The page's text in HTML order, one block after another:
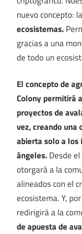
nuevo concepto: la
ecosistemas.
gracias a una
de todo un
El concepto de
Colony permitirá
proyectos de
vez, creando una
abierta solo a los
ángeles.Desde
otorgará a la
alineados con el
ecosistema. Y,
redirigirá a la
de apuesta de